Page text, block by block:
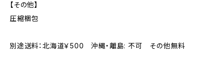
【その他】
圧縮梱包
別途送料：北海道￥500 沖縄・離島: 不可 その他無料